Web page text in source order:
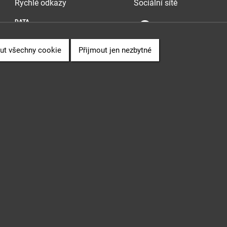
Rychlé odkazy
DATA
PUBLIKACE
Sociální sítě
0.0/0.0/16_028/0006498) financovaného z EU.
všechny cookie Přijmout jen nezbytné